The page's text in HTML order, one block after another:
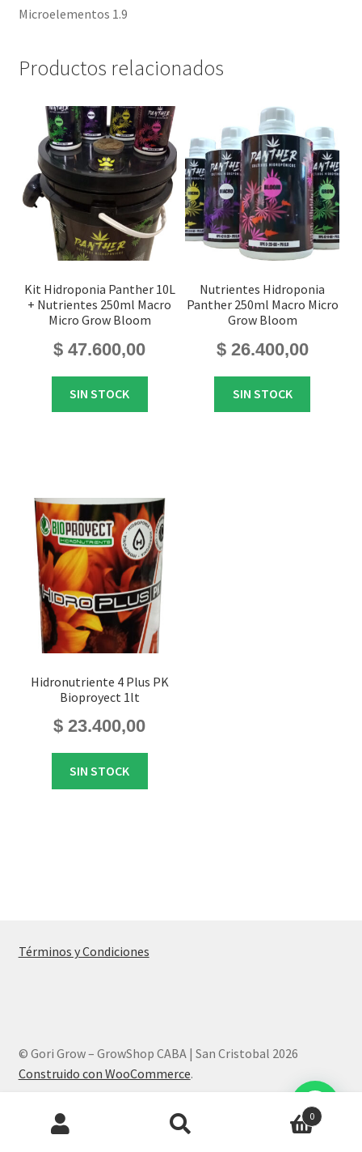
Microelementos 1.9
Productos relacionados
Kit Hidroponia Panther 10L
+ Nutrientes 250ml Macro
Micro Grow Bloom
$ 47.600,00
SIN STOCK
Nutrientes Hidroponia
Panther 250ml Macro Micro
Grow Bloom
$26.400,00
SIN STOCK
Hidronutriente 4 Plus PK
Bioproyect 1lt
$ 23.400,00
SIN STOCK
Términos y Condiciones
© Gori Grow – GrowShop CABA | San Cristobal 2026
Construido con WooCommerce.
Products
search
0